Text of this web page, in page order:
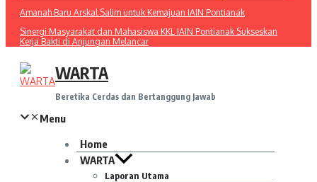
Amanah Baru Arskal Salim untuk Kemajuan IAIN Pontianak
Sinergi Masyarakat dan Mahasiswa KKL IAIN Pontianak Sukseskan
Kerja Bakti di Anjungan Melancar
WARTA
Beretika Cerdas dan Bertanggung Jawab
Menu
Home
WARTA
Laporan Utama